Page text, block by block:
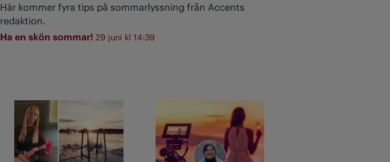
Här kommer fyra tips på sommarlyssning från Accents
redaktion.
Ha en skön sommar! 29 juni kl 14:39